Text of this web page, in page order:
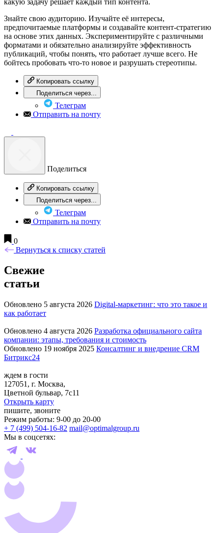
Знайте свою аудиторию. Изучайте её интересы,
предпочитаемые платформы и создавайте контент-стратегию
на основе этих данных. Экспериментируйте с различными
форматами и обязательно анализируйте эффективность
публикаций, чтобы понять, что работает лучше всего. Не
бойтесь пробовать что-то новое и разрушать стереотипы.
Копировать ссылку
Поделиться через...
Телеграм
Отправить на почту
Поделиться
Копировать ссылку
Поделиться через...
Телеграм
Отправить на почту
0
Вернуться к списку статей
Свежие
статьи
Обновлено 5 августа 2026 Digital-маркетинг: что это такое и
как работает
Обновлено 4 августа 2026 Разработка официального сайта
компании: этапы, требования и стоимость
Обновлено 19 ноября 2025 Консалтинг и внедрение CRM
Битрикс24
ждем в гости
127051, г. Москва,
Цветной бульвар, 7с11
Открыть карту
пишите, звоните
Режим работы: 9-00 до 20-00
+ 7 (499) 504-16-82 mail@optimalgroup.ru
Мы в соцсетях: